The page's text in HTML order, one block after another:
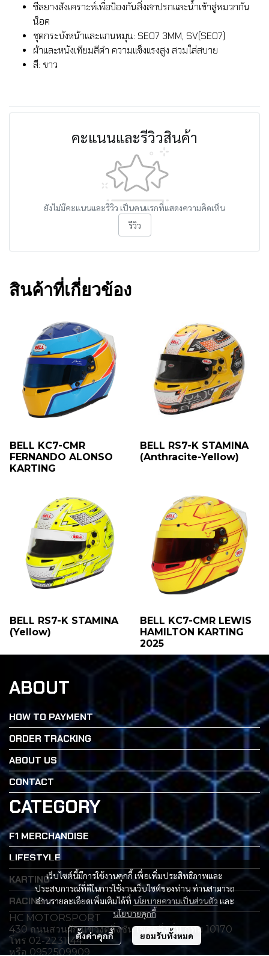
ซีลยางสังเคราะห์เพื่อป้องกันสิ่งสกปรกและน้ำเข้าสู่หมวกกัน
น็อค
ชุดกระบังหน้าและแกนหมุน: SE07 3MM, SV(SE07)
ผ้าและหนังเทียมสีดำ ความแข็งแรงสูง สวมใส่สบาย
สี: ขาว
คะแนนและรีวิวสินค้า
ยังไม่มีคะแนนและรีวิว เป็นคนแรกที่แสดงความคิดเห็น
รีวิว
สินค้าที่เกี่ยวข้อง
BELL KC7-CMR
FERNANDO ALONSO
KARTING
BELL RS7-K STAMINA
(Anthracite-Yellow)
BELL RS7-K STAMINA
(Yellow)
BELL KC7-CMR LEWIS
HAMILTON KARTING
2025
เว็บไซต์นี้มีการใช้งานคุกกี้ เพื่อเพิ่มประสิทธิภาพและ
ประสบการณ์ที่ดีในการใช้งานเว็บไซต์ของท่าน ท่านสามารถ
อ่านรายละเอียดเพิ่มเติมได้ที่ นโยบายความเป็นส่วนตัว และ
นโยบายคุกกี้
ตั้งค่าคุกกี้ ยอมรับทั้งหมด
ABOUT
HOW TO PAYMENT
ORDER TRACKING
ABOUT US
CONTACT
CATEGORY
F1 MERCHANDISE
LIFESTYLE
KARTING
RACING
HC MOTORSPORT
430 ถนนสวนผัก เเขวงตลิ่งซัน เขตตลิ่งซั่น กทม 10170
โทร 02-2231144
หรือ 0952509909